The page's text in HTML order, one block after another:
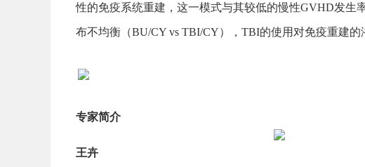
性的免疫系统重建，这一模式与其较低的慢性GVHD发生
布不均衡（BU/CY vs TBI/CY），TBI的使用对免疫重建的
专家简介
王卉